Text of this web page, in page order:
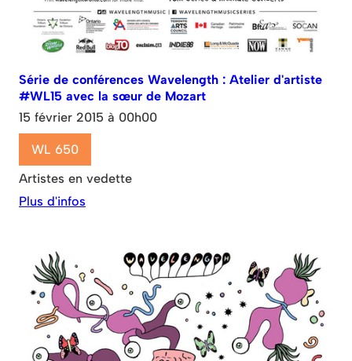
Série de conférences Wavelength : Atelier d'artiste
#WL15 avec la sœur de Mozart
15 février 2015 à 00h00
WL 650
Artistes en vedette
Plus d'infos